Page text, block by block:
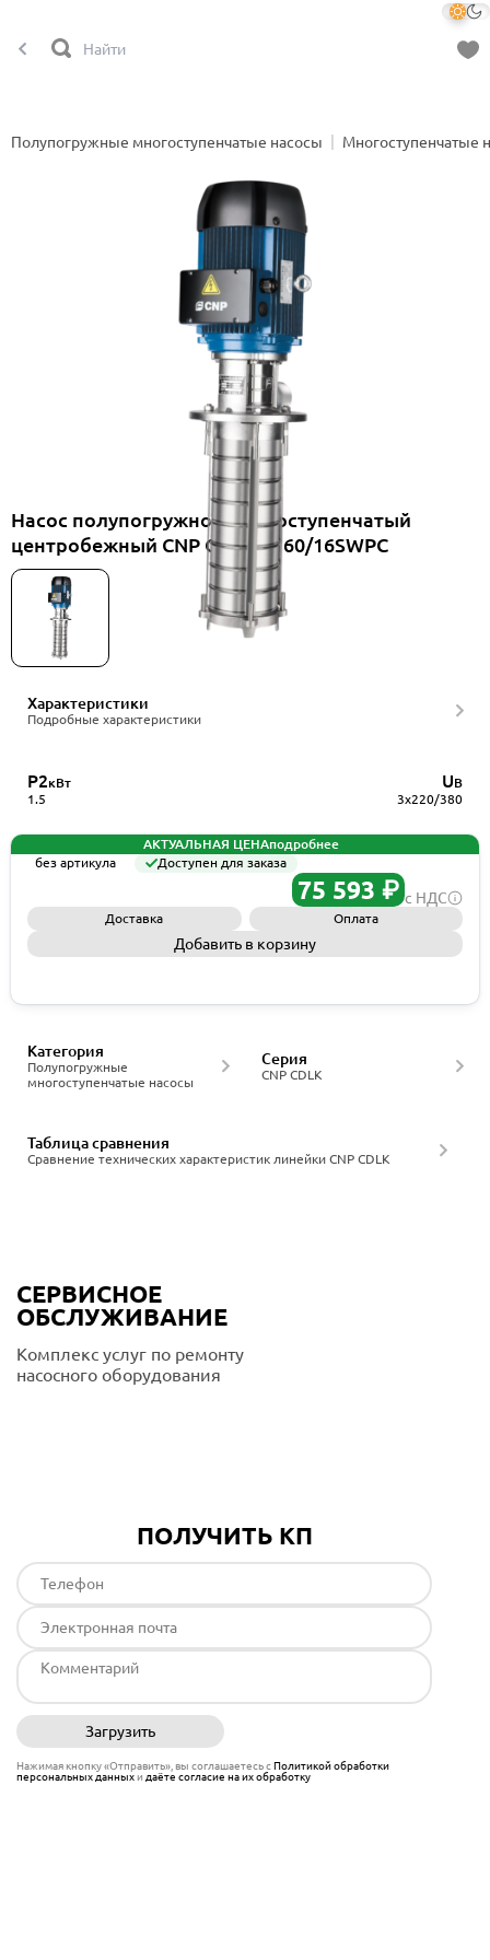
Полупогружные многоступенчатые насосы Многоступенчатые
Насос полупогружной многоступенчатый
центробежный CNP CDLK3-160/16SWPC
Характеристики
Подробные характеристики
P2кВт
1.5
UВ
3x220/380
АКТУАЛЬНАЯ ЦЕНАподробнее
без артикула
Доступен для заказа
75 593 ₽ с НДС
Доставка Оплата
Добавить в корзину
Полупогружные
многоступенчатые насосы
Категория
CNP CDLK
Серия
Сравнение технических характеристик линейки CNP CDLK
Таблица сравнения
СЕРВИСНОЕ
ОБСЛУЖИВАНИЕ
Комплекс услуг по ремонту
насосного оборудования
ПОЛУЧИТЬ КП
Загрузить
Нажимая кнопку «Отправить», вы соглашаетесь сПолитикой обработки
персональных данныхи даёте согласие на их обработку